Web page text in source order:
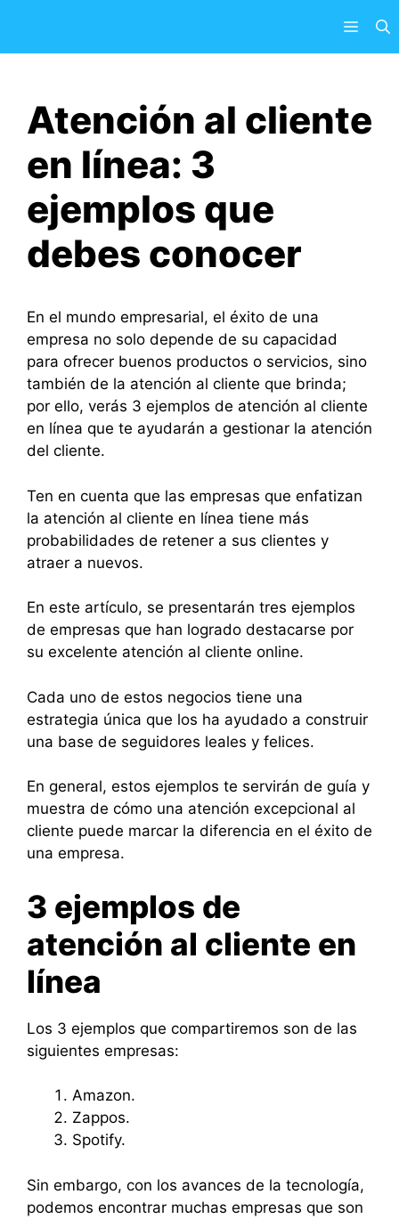
contenido
Menú
Atención al cliente
en línea: 3
ejemplos que
debes conocer
En el mundo empresarial, el éxito de una
empresa no solo depende de su capacidad
para ofrecer buenos productos o servicios, sino
también de la atención al cliente que brinda;
por ello, verás 3 ejemplos de atención al cliente
en línea que te ayudarán a gestionar la atención
del cliente.
Ten en cuenta que las empresas que enfatizan
la atención al cliente en línea tiene más
probabilidades de retener a sus clientes y
atraer a nuevos.
En este artículo, se presentarán tres ejemplos
de empresas que han logrado destacarse por
su excelente atención al cliente online.
Cada uno de estos negocios tiene una
estrategia única que los ha ayudado a construir
una base de seguidores leales y felices.
En general, estos ejemplos te servirán de guía y
muestra de cómo una atención excepcional al
cliente puede marcar la diferencia en el éxito de
una empresa.
3 ejemplos de
atención al cliente en
línea
Los 3 ejemplos que compartiremos son de las
siguientes empresas:
Amazon.
Zappos.
Spotify.
Sin embargo, con los avances de la tecnología,
podemos encontrar muchas empresas que son